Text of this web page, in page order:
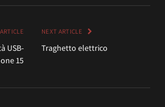
USB-
15
NEXT ARTICLE
Traghetto elettrico